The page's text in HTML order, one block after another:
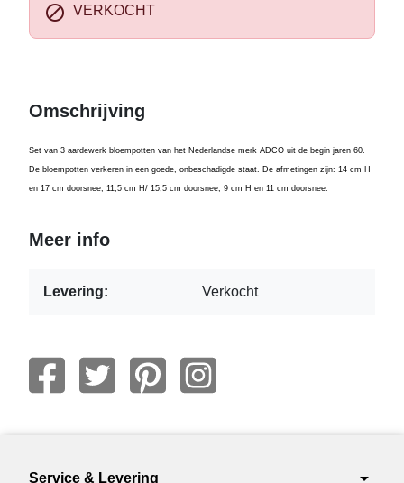
 VERKOCHT
Omschrijving
Set van 3 aardewerk bloempotten van het Nederlandse merk ADCO uit de begin jaren 60.
De bl oempotten verkeren in een goede, onbeschadigde staat. De afmetingen zijn: 1 4 cm H
en 1 7 cm doorsnee, 11,5 cm H/ 1 5 ,5 cm doorsnee, 9 cm H en 11 cm doorsnee.
Meer info
Levering: Verkocht
Service & Levering